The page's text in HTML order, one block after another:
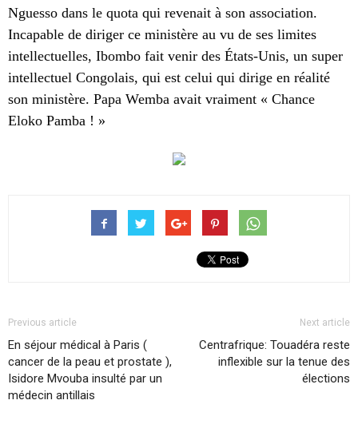
Nguesso dans le quota qui revenait à son association.
Incapable de diriger ce ministère au vu de ses limites
intellectuelles, Ibombo fait venir des États-Unis, un super
intellectuel Congolais, qui est celui qui dirige en réalité
son ministère. Papa Wemba avait vraiment « Chance
Eloko Pamba ! »
Previous article
En séjour médical à Paris (
cancer de la peau et prostate ),
Isidore Mvouba insulté par un
médecin antillais
Next article
Centrafrique: Touadéra reste
inflexible sur la tenue des
élections